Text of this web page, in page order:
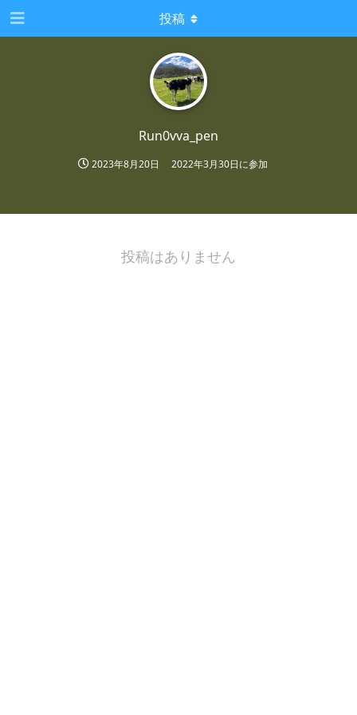
Run0vva_pen
2023年8月20日 2022年3月30日に参加
投稿
投稿はありません